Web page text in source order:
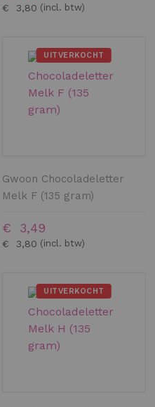
€ 3,80
UITVERKOCHT
Gwoon Chocoladeletter
Melk F (135 gram)
€ 3,80
€ 3,49
UITVERKOCHT